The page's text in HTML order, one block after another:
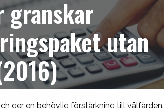
granskar
utan
ger en behövlig förstärkning till välfärden.